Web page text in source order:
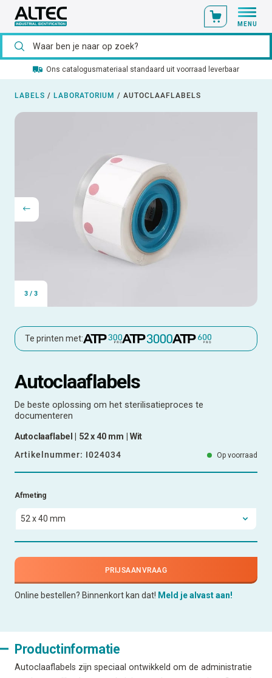
MENU
Ons catalogusmateriaal standaard uit voorraad leverbaar
LABELS / LABORATORIUM / AUTOCLAAFLABELS
3 / 3
Te printen met:
Autoclaaflabels
De beste oplossing om het sterilisatieproces te
documenteren
Autoclaaflabel | 52 x 40 mm | Wit
Artikelnummer: I024034 Op voorraad
Afmeting
PRIJSAANVRAAG
Online bestellen? Binnenkort kan dat! Meld je alvast aan!
Productinformatie
Autoclaaflabels zijn speciaal ontwikkeld om de administratie